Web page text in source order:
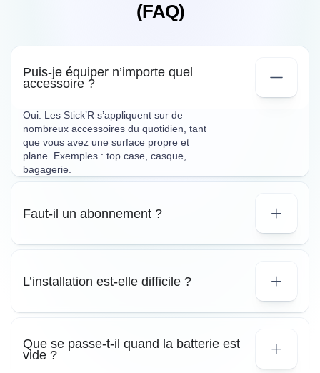
(FAQ)
Puis-je équiper n’importe quel
accessoire ?
Oui. Les Stick’R s’appliquent sur de
nombreux accessoires du quotidien, tant
que vous avez une surface propre et
plane. Exemples : top case, casque,
bagagerie.
Faut-il un abonnement ?
L’installation est-elle difficile ?
Que se passe-t-il quand la batterie est
vide ?